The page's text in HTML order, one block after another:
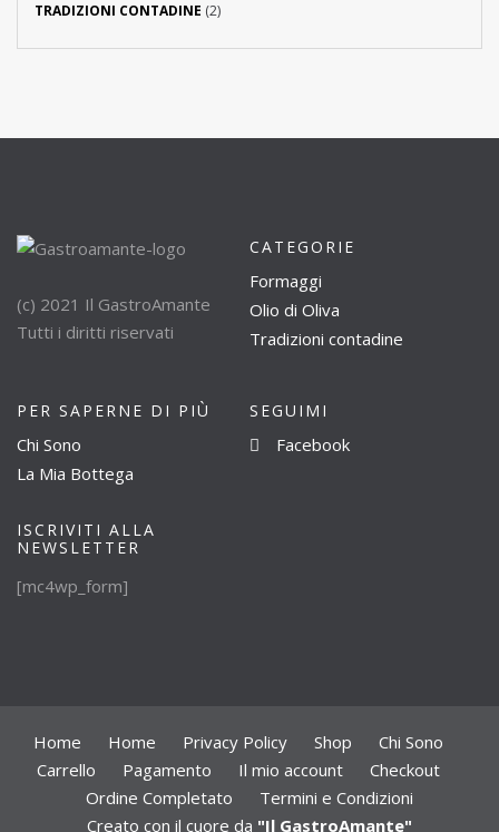
TRADIZIONI CONTADINE (2)
(c) 2021 Il GastroAmante
Tutti i diritti riservati
CATEGORIE
Formaggi
Olio di Oliva
Tradizioni contadine
PER SAPERNE DI PIÙ
Chi Sono
La Mia Bottega
SEGUIMI
Facebook
ISCRIVITI ALLA
NEWSLETTER
[mc4wp_form]
Home Home Privacy Policy Shop
Chi Sono
Carrello
Pagamento Il mio account
Checkout
Ordine Completato
Termini e Condizioni
Creato con il cuore da "Il GastroAmante"